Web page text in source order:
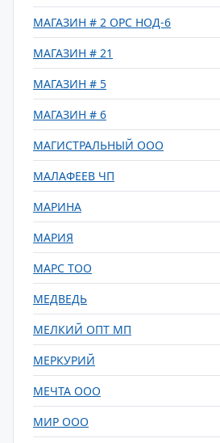
МАГАЗИН # 2 ОРС НОД-6
МАГАЗИН # 21
МАГАЗИН # 5
МАГАЗИН # 6
МАГИСТРАЛЬНЫЙ ООО
МАЛАФЕЕВ ЧП
МАРИНА
МАРИЯ
МАРС ТОО
МЕДВЕДЬ
МЕЛКИЙ ОПТ МП
МЕРКУРИЙ
МЕЧТА ООО
МИР ООО